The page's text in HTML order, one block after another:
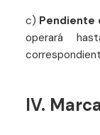
c) Pendiente
operará
IV.